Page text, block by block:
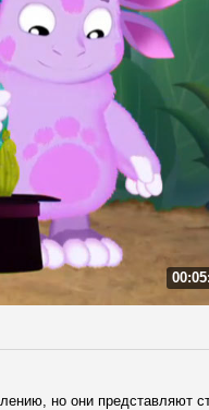
но они представляют